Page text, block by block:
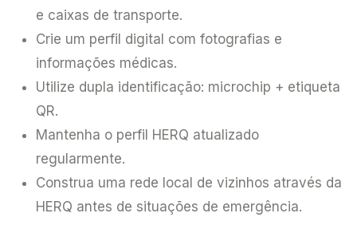
e caixas de transporte.
Crie um perfil digital com fotografias e
informações médicas.
Utilize dupla identificação: microchip + etiqueta
QR.
Mantenha o perfil HERQ atualizado
regularmente.
Construa uma rede local de vizinhos através da
HERQ antes de situações de emergência.